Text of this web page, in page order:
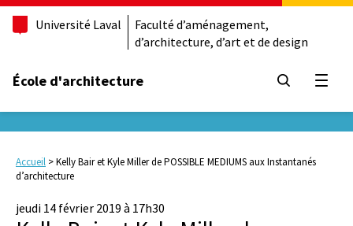
Université Laval
Faculté d’aménagement,
d’architecture, d’art et de design
École d'architecture
Accueil >Kelly Bair et Kyle Miller de POSSIBLE MEDIUMS aux Instantanés
d’architecture
jeudi 14 février 2019 à 17h30